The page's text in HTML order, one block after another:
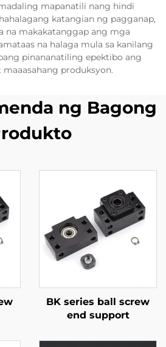
mapanatili nang hindi
katangian ng pagganap,
na makakatanggap ang mga
na halaga mula sa kanilang
pinananatiling epektibo ang
maaasahang produksyon.
ng Bagong
BK series ball screw
end support